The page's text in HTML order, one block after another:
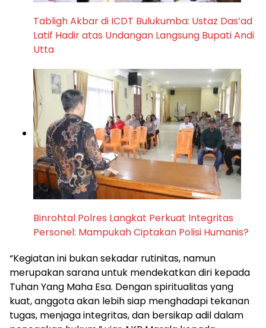
Tabligh Akbar di ICDT Bulukumba: Ustaz Das’ad
Latif Hadir atas Undangan Langsung Bupati Andi
Utta
Binrohtal Polres Langkat Perkuat Integritas
Personel: Mampukah Ciptakan Polisi Humanis?
“Kegiatan ini bukan sekadar rutinitas, namun
merupakan sarana untuk mendekatkan diri kepada
Tuhan Yang Maha Esa. Dengan spiritualitas yang
kuat, anggota akan lebih siap menghadapi tekanan
tugas, menjaga integritas, dan bersikap adil dalam